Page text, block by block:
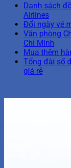
Danh sách
Airlines
Đổi ngày vé
Văn phòng
Chí Minh
Mua thêm
Tổng đài số
giá rẻ